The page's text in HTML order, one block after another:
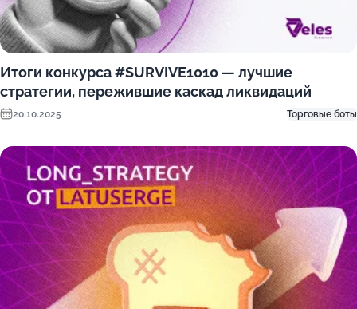
Итоги конкурса #SURVIVE1010 — лучшие
стратегии, пережившие каскад ликвидаций
20.10.2025 Торговые боты